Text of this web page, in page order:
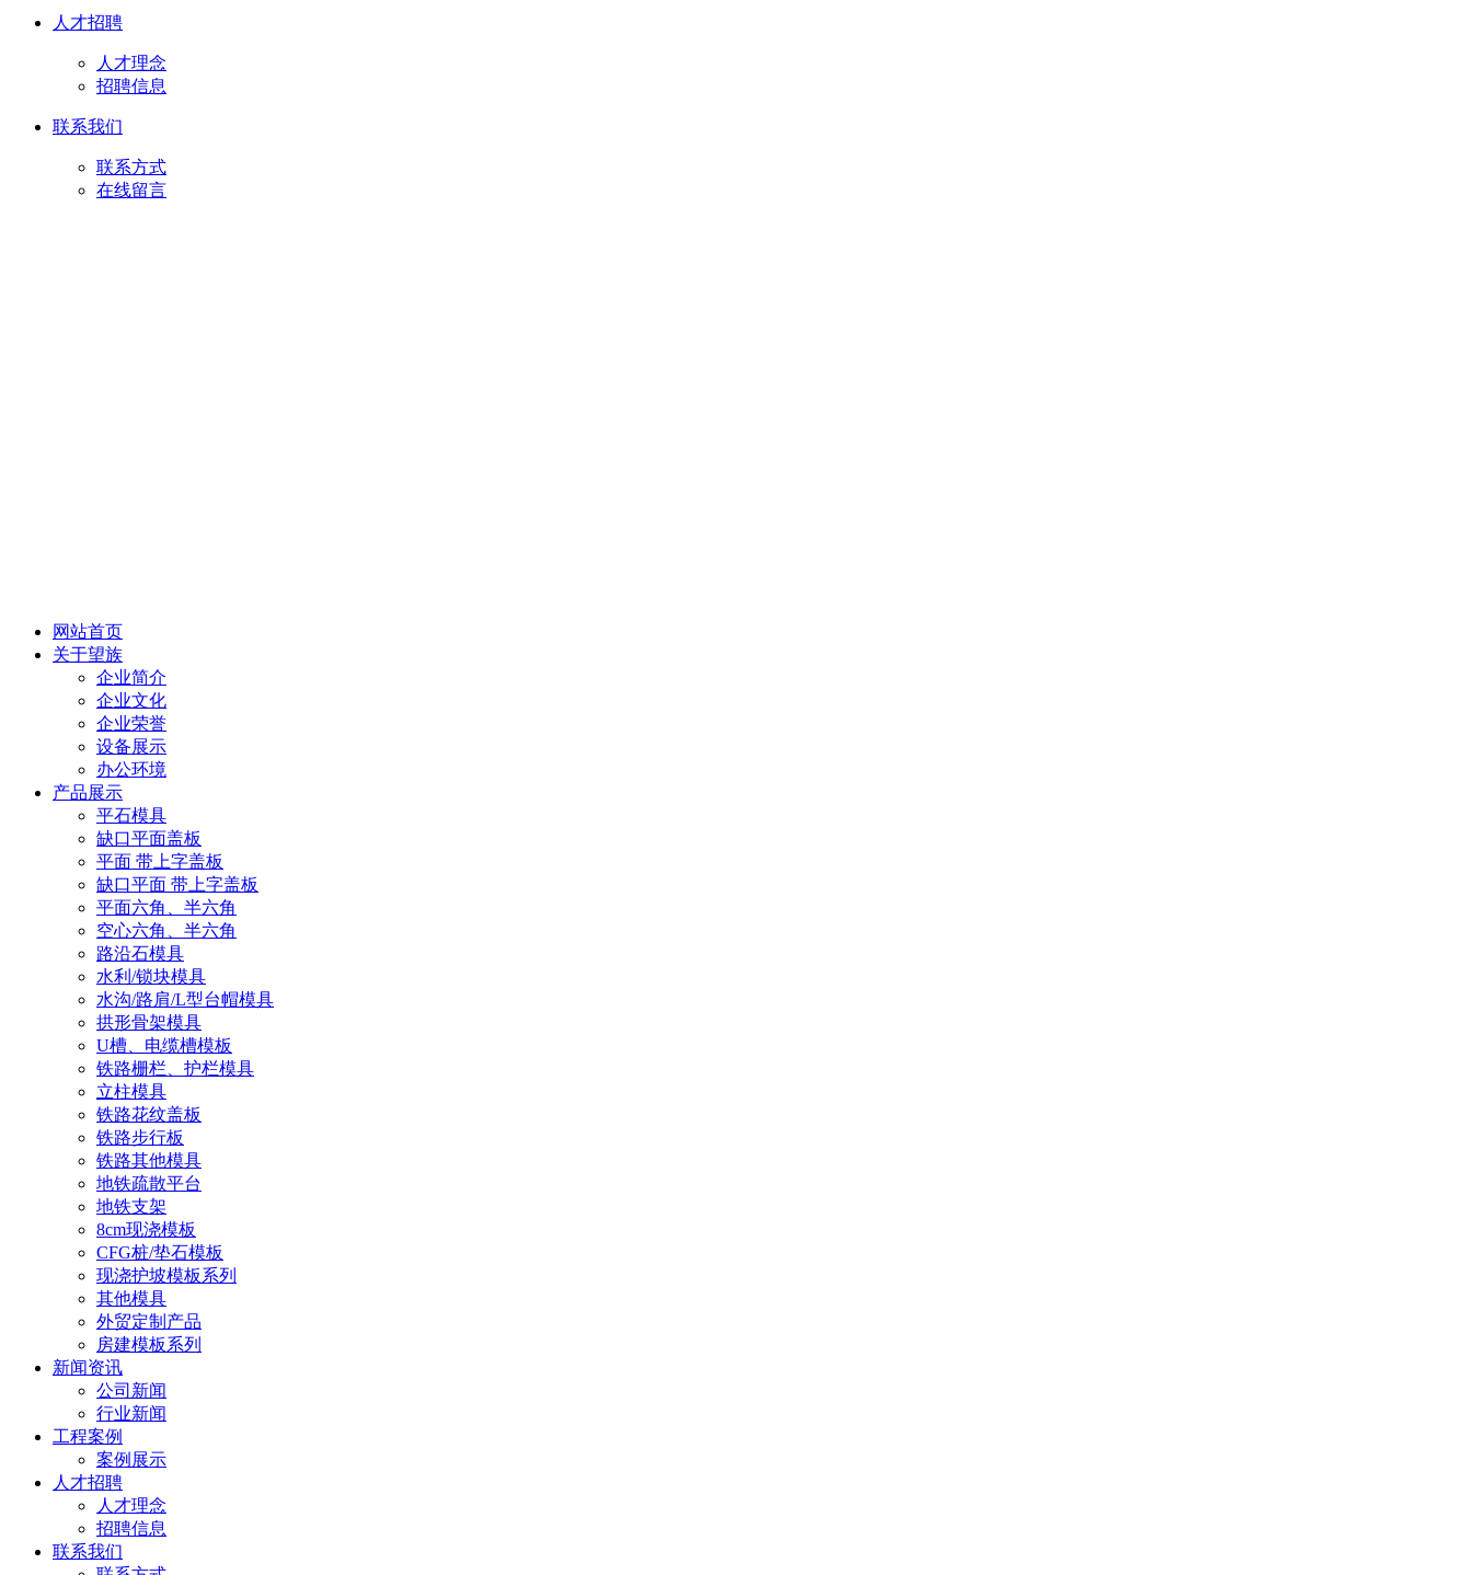
人才招聘
人才理念
招聘信息
联系我们
联系方式
在线留言
网站首页
关于望族
企业简介
企业文化
企业荣誉
设备展示
办公环境
产品展示
平石模具
缺口平面盖板
平面 带上字盖板
缺口平面 带上字盖板
平面六角、半六角
空心六角、半六角
路沿石模具
水利/锁块模具
水沟/路肩/L型台帽模具
拱形骨架模具
U槽、电缆槽模板
铁路栅栏、护栏模具
立柱模具
铁路花纹盖板
铁路步行板
铁路其他模具
地铁疏散平台
地铁支架
8cm现浇模板
CFG桩/垫石模板
现浇护坡模板系列
其他模具
外贸定制产品
房建模板系列
新闻资讯
公司新闻
行业新闻
工程案例
案例展示
人才招聘
人才理念
招聘信息
联系我们